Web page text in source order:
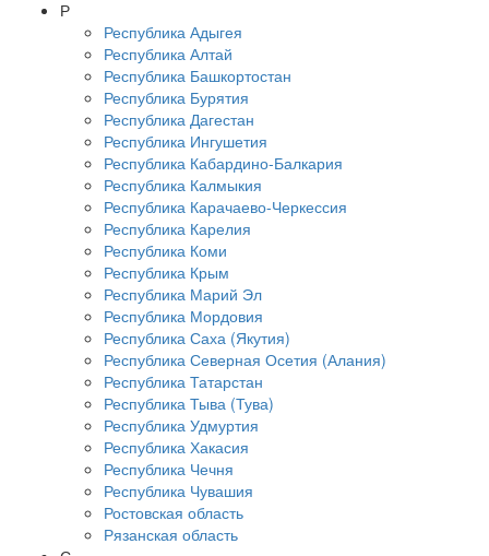
Р
Республика Адыгея
Республика Алтай
Республика Башкортостан
Республика Бурятия
Республика Дагестан
Республика Ингушетия
Республика Кабардино-Балкария
Республика Калмыкия
Республика Карачаево-Черкессия
Республика Карелия
Республика Коми
Республика Крым
Республика Марий Эл
Республика Мордовия
Республика Саха (Якутия)
Республика Северная Осетия (Алания)
Республика Татарстан
Республика Тыва (Тува)
Республика Удмуртия
Республика Хакасия
Республика Чечня
Республика Чувашия
Ростовская область
Рязанская область